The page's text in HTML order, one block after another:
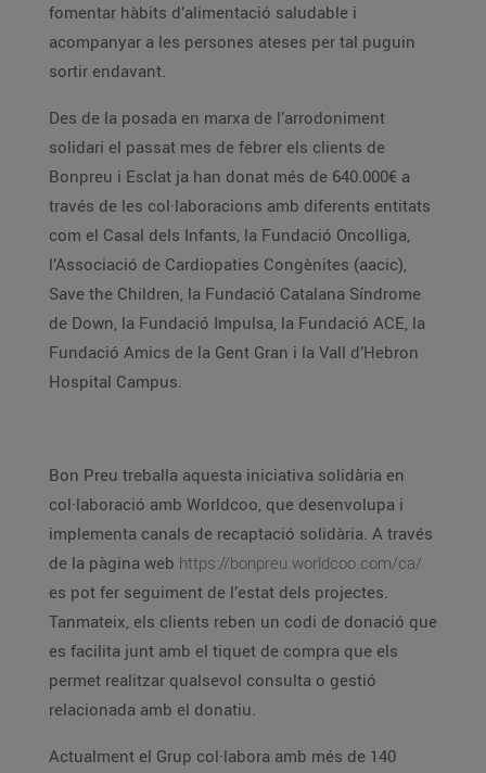
fomentar hàbits d’alimentació saludable i
acompanyar a les persones ateses per tal puguin
sortir endavant.
Des de la posada en marxa de l’arrodoniment
solidari el passat mes de febrer els clients de
Bonpreu i Esclat ja han donat més de 640.000€ a
través de les col·laboracions amb diferents entitats
com el Casal dels Infants, la Fundació Oncolliga,
l’Associació de Cardiopaties Congènites (aacic),
Save the Children, la Fundació Catalana Síndrome
de Down, la Fundació Impulsa, la Fundació ACE, la
Fundació Amics de la Gent Gran i la Vall d’Hebron
Hospital Campus.
Bon Preu treballa aquesta iniciativa solidària en
col·laboració amb Worldcoo, que desenvolupa i
implementa canals de recaptació solidària. A través
de la pàgina web https://bonpreu.worldcoo.com/ca/
es pot fer seguiment de l’estat dels projectes.
Tanmateix, els clients reben un codi de donació que
es facilita junt amb el tiquet de compra que els
permet realitzar qualsevol consulta o gestió
relacionada amb el donatiu.
Actualment el Grup col·labora amb més de 140